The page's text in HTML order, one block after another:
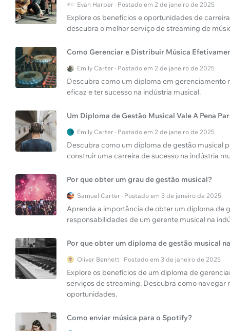
Evan Harper · Postado em 2 de janeiro de 2025
Explore os benefícios e oportunidades de
descubra o melhor serviço de streaming de
Como Gerenciar e Distribuir Música
Emily Carter · Postado em 2 de janeiro de 2025
Descubra como um diploma em
eficaz e ter sucesso na indústria musical.
Um Diploma de Gestão Musical Vale A Pena
Emily Carter · Postado em 2 de janeiro de 2025
Descubra como um diploma de gestão musical
construir uma carreira de sucesso na indústria
Por que obter um grau de gestão musical?
Samuel Carter · Postado em 3 de janeiro de 2025
Aprenda a importância de obter um diploma de
responsabilidades de um gerente musical na
Por que obter um diploma de gestão musical
Oliver Bennett · Postado em 3 de janeiro de 2025
Explore os benefícios de um diploma de
serviços de streaming. Descubra como navegar
oportunidades.
Como enviar música para o Spotify?